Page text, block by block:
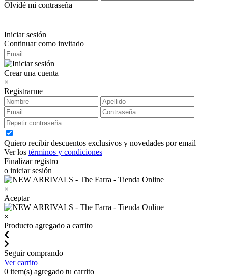
Olvidé mi contraseña
Iniciar sesión
Continuar como invitado
Crear una cuenta
×
Registrarme
Quiero recibir descuentos exclusivos y novedades por email
Ver los términos y condiciones
Finalizar registro
o iniciar sesión
×
Aceptar
×
Producto agregado a carrito
Seguir comprando
Ver carrito
0 item(s) agregado tu carrito